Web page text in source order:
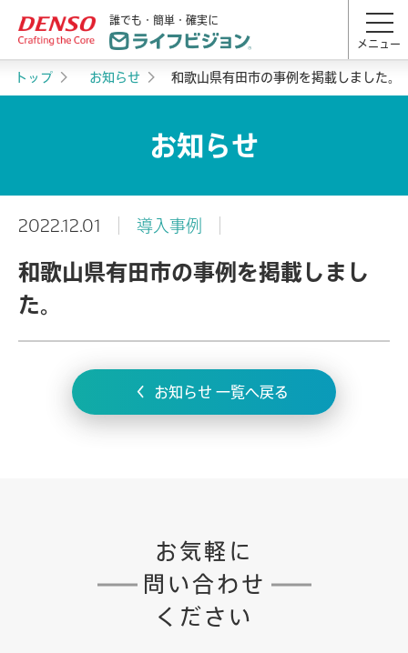
誰でも・簡単・確実に
メニュー
トップ お知らせ 和歌山県有田市の事例を掲載しました。
お知らせ
2022.12.01 導入事例
和歌山県有田市の事例を掲載しまし
た。
お知らせ 一覧へ戻る
お気軽に
問い合わせ
ください